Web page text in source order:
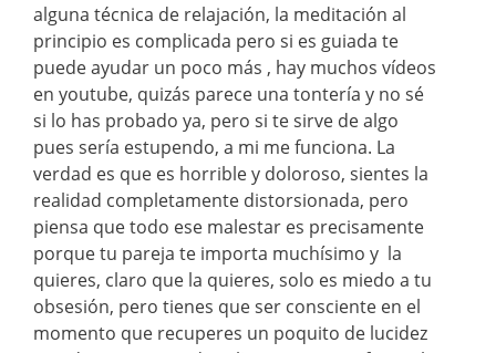
alguna técnica de relajación, la meditación al
principio es complicada pero si es guiada te
puede ayudar un poco más , hay muchos vídeos
en youtube, quizás parece una tontería y no sé
si lo has probado ya, pero si te sirve de algo
pues sería estupendo, a mi me funciona. La
verdad es que es horrible y doloroso, sientes la
realidad completamente distorsionada, pero
piensa que todo ese malestar es precisamente
porque tu pareja te importa muchísimo y la
quieres, claro que la quieres, solo es miedo a tu
obsesión, pero tienes que ser consciente en el
momento que recuperes un poquito de lucidez